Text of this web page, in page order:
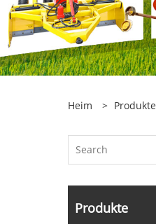
Heim > Produkte
Produkte